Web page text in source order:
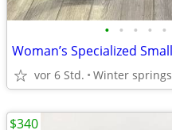
• • • • •
vor 6 Std. Winter springs
$340